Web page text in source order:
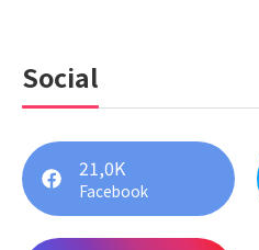
Social
21,0K
Facebook